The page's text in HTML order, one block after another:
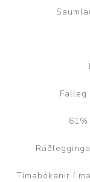
Falleg
Tímabókanir í